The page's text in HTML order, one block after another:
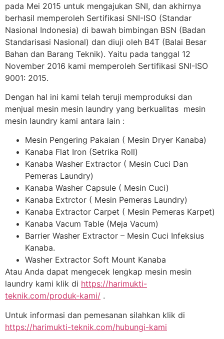
pada Mei 2015 untuk mengajukan SNI, dan akhirnya
berhasil memperoleh Sertifikasi SNI-ISO (Standar
Nasional Indonesia) di bawah bimbingan BSN (Badan
Standarisasi Nasional) dan diuji oleh B4T (Balai Besar
Bahan dan Barang Teknik). Yaitu pada tanggal 12
November 2016 kami memperoleh Sertifikasi SNI-ISO
9001: 2015.
Dengan hal ini kami telah teruji memproduksi dan
menjual mesin mesin laundry yang berkualitas mesin
mesin laundry kami antara lain :
Mesin Pengering Pakaian ( Mesin Dryer Kanaba)
Kanaba Flat Iron (Setrika Roll)
Kanaba Washer Extractor ( Mesin Cuci Dan
Pemeras Laundry)
Kanaba Washer Capsule ( Mesin Cuci)
Kanaba Extrctor ( Mesin Pemeras Laundry)
Kanaba Extractor Carpet ( Mesin Pemeras Karpet)
Kanaba Vacum Table (Meja Vacum)
Barrier Washer Extractor – Mesin Cuci Infeksius
Kanaba.
Washer Extractor Soft Mount Kanaba
Atau Anda dapat mengecek lengkap mesin mesin
laundry kami klik di https://harimukti-
teknik.com/produk-kami/ .
Untuk informasi dan pemesanan silahkan klik di
https://harimukti-teknik.com/hubungi-kami